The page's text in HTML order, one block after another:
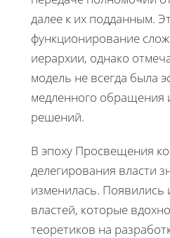
далее к их подданным.
функционирование
иерархии, однако
модель не всегда была
медленного обращения
решений.
В эпоху Просвещения
делегирования власти
изменилась. Появились
властей, которые
теоретиков на